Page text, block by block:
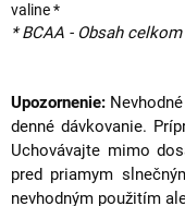
valine *
* BCAA - Obsah celkom
Upozornenie:
denné dávkovanie.
Uchovávajte mimo
pred priamym
nevhodným použitím